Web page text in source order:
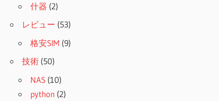
什器 (2)
レビュー (53)
格安SIM (9)
技術 (50)
NAS (10)
python (2)